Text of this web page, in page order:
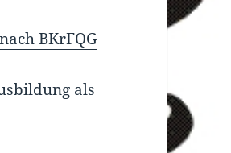
BKrFQG
als